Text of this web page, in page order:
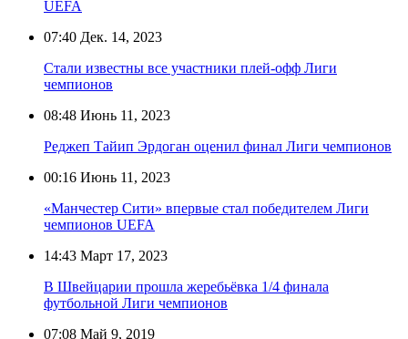
UEFA
07:40 Дек. 14, 2023
Стали известны все участники плей-офф Лиги
чемпионов
08:48 Июнь 11, 2023
Реджеп Тайип Эрдоган оценил финал Лиги чемпионов
00:16 Июнь 11, 2023
«Манчестер Сити» впервые стал победителем Лиги
чемпионов UEFA
14:43 Март 17, 2023
В Швейцарии прошла жеребьёвка 1/4 финала
футбольной Лиги чемпионов
07:08 Май 9, 2019